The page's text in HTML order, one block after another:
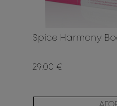
Spice Harmony
29.00 €